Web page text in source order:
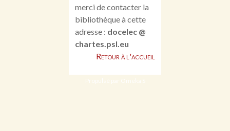
merci de contacter la
bibliothèque à cette
adresse : docelec @
chartes.psl.eu
Retour à l'accueil
Propulsé par Omeka S